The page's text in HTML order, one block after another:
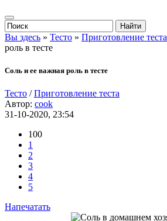
Вы здесь » Тесто » Приготовление теста
роль в тесте
Соль и ее важная роль в тесте
Тесто /Приготовление теста
Автор: cook
31-10-2020, 23:54
100
1
2
3
4
5
Напечатать